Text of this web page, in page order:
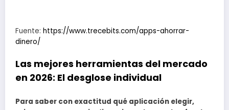
Fuente: https://www.trecebits.com/apps-ahorrar-
dinero/
Las mejores herramientas del mercado
en 2026: El desglose individual
Para saber con exactitud qué aplicación elegir,